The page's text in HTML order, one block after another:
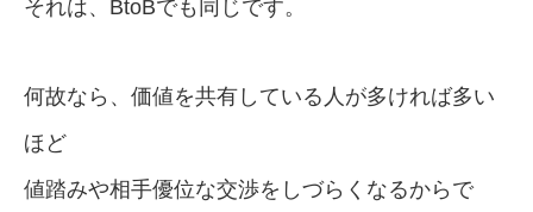
それは、BtoBでも同じです。
何故なら、価値を共有している人が多ければ多い
ほど
値踏みや相手優位な交渉をしづらくなるからで